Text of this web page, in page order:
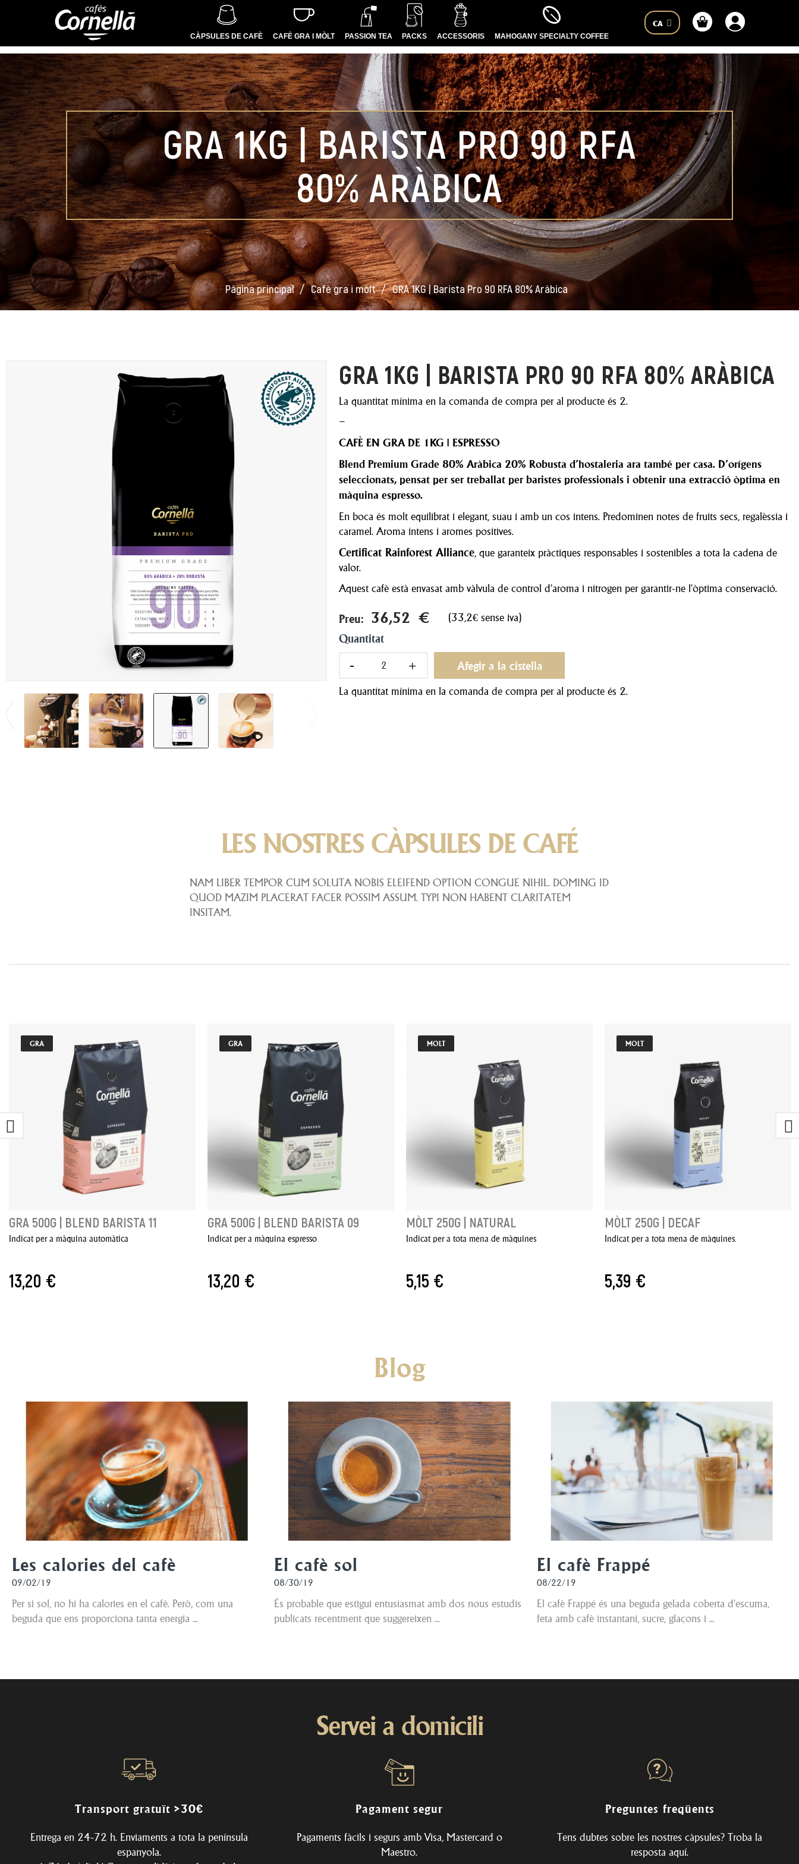
CÀPSULES DE CAFÈ CAFÈ GRA I MÒLT PASSION TEA PACKS ACCESSORIS MAHOGANY SPECIALTY COFFEE
CA
GRA 1KG | BARISTA PRO 90 RFA
80% ARÀBICA
Pàgina principal Cafè gra i mòlt GRA 1KG | Barista Pro 90 RFA 80% Aràbica
GRA 1KG | BARISTA PRO 90 RFA 80% ARÀBICA
La quantitat mínima en la comanda de compra per al producte és 2.
–
CAFÈ EN GRA DE 1KG | ESPRESSO
Blend Premium Grade 80% Aràbica 20% Robusta d'hostaleria ara també percasa. D’orígens
seleccionats, pensat per ser treballat per baristes professionals i obtenir una extracció òptima en
màquina espresso.
En boca és molt equilibrat i elegant, suau i amb un cos intens. Predominen notes de fruits secs, regalèssia i
caramel. Aroma intens i aromes positives.
Certificat Rainforest Alliance, que garanteix pràctiques responsables i sostenibles a tota la cadena de
valor.
Aquest cafè està envasat amb vàlvula de control d'aroma i nitrogen per garantir-ne l'òptima conservació.
Preu: 36,52 € (33,2€ sense iva)
Quantitat
Afegir a la cistella
La quantitat mínima en la comanda de compra per al producte és 2.
LES NOSTRES CÀPSULES DE CAFÉ
NAM LIBER TEMPOR CUM SOLUTA NOBIS ELEIFEND OPTION CONGUE NIHIL. DOMING ID
QUOD MAZIM PLACERAT FACER POSSIM ASSUM. TYPI NON HABENT CLARITATEM
INSITAM.
GRA
GRA 500G | BLEND BARISTA 11
Indicat per a màquina automàtica
13,20 €
GRA
GRA 500G | BLEND BARISTA 09
Indicat per a màquina espresso
13,20 €
MOLT
MÒLT 250G | NATURAL
Indicat per a tota mena de màquines
5,15 €
MOLT
MÒLT 250G | DECAF
Indicat per a tota mena de màquines.
5,39 €
Blog
Les calories del cafè
09/02/19
Per si sol, no hi ha calories en el cafè. Però, com una
beguda que ens proporciona tanta energia ...
El cafè sol
08/30/19
És probable que estigui entusiasmat amb dos nous estudis
publicats recentment que suggereixen ...
El cafè Frappé
08/22/19
El cafè Frappé és una beguda gelada coberta d'escuma,
feta amb cafè instantani, sucre, glaçons i ...
Servei a domicili
Transport gratuït >30€
Entrega en 24-72 h. Enviaments a tota la península
espanyola.
Pagament segur
Pagaments fàcils i segurs amb Visa, Mastercard o
Maestro.
Preguntes freqüents
Tens dubtes sobre les nostres càpsules? Troba la
respostaaquí.